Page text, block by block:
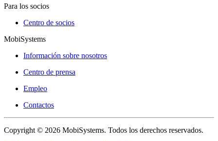
Para los socios
Centro de socios
MobiSystems
Información sobre nosotros
Centro de prensa
Empleo
Contactos
Copyright © 2026 MobiSystems. Todos los derechos reservados.